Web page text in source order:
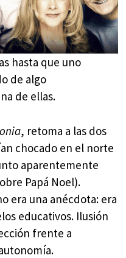
hasta que uno
de algo
de ellas.
, retoma a las dos
chocado en el norte
aparentemente
Papá Noel).
era una anécdota: era
educativos. Ilusión
frente a